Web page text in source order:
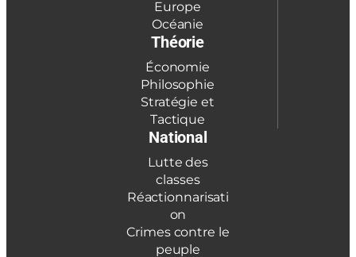
Europe
Océanie
Théorie
Économie
Philosophie
Stratégie et
Tactique
National
Lutte des
classes
Réactionnarisati
on
Crimes contre le
peuple